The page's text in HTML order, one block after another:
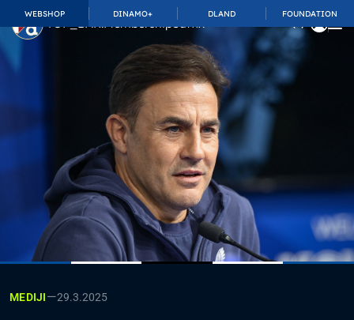
WEBSHOP DINAMO+ DLAND FOUNDATION
TOP_BAR.MembershipSuffix
MEDIJI—29.3.2025